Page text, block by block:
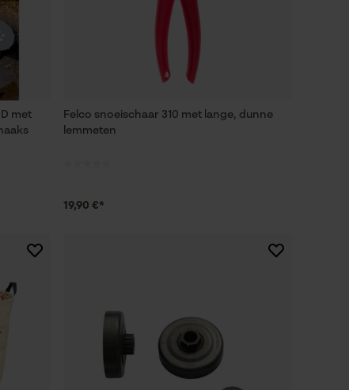
met
Felco snoeischaar 310 met lange, dunne
lemmeten
19,90 €*